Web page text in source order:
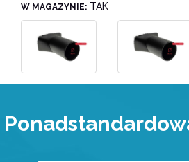
W MAGAZYNIE: TAK